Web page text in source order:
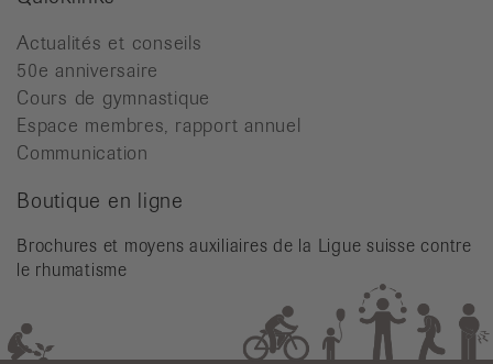
Actualités et conseils
50e anniversaire
Cours de gymnastique
Espace membres, rapport annuel
Communication
Boutique en ligne
Brochures et moyens auxiliaires de la Ligue suisse contre
le rhumatisme